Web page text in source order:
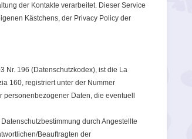
der Kontakte verarbeitet. Dieser Service
Kästchens, der Privacy Policy der
Nr. 196 (Datenschutzkodex), ist die La
160, registriert unter der Nummer
personenbezogener Daten, die eventuell
durch Angestellte
Beauftragten der